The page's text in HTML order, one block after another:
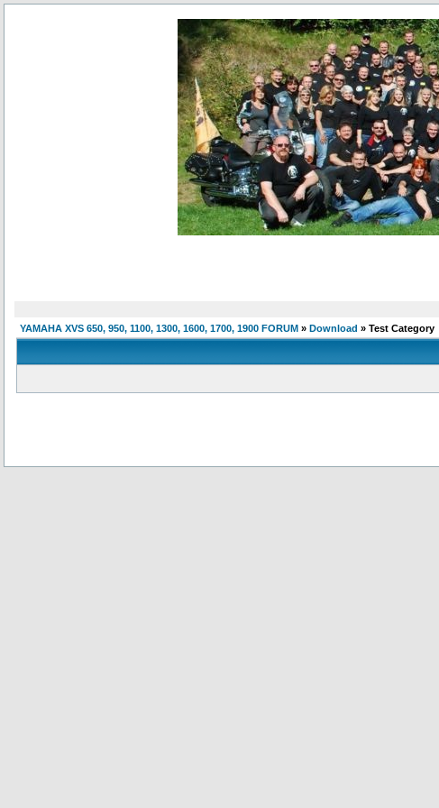
YAMAHA XVS 650, 950, 1100, 1300, 1600, 1700, 1900 FORUM » Download » Test Category